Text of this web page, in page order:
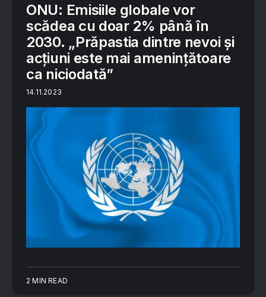
ONU: Emisiile globale vor
scădea cu doar 2% până în
2030. „Prăpastia dintre nevoi și
acțiuni este mai amenințătoare
ca niciodată”
14.11.2023
2 MIN READ